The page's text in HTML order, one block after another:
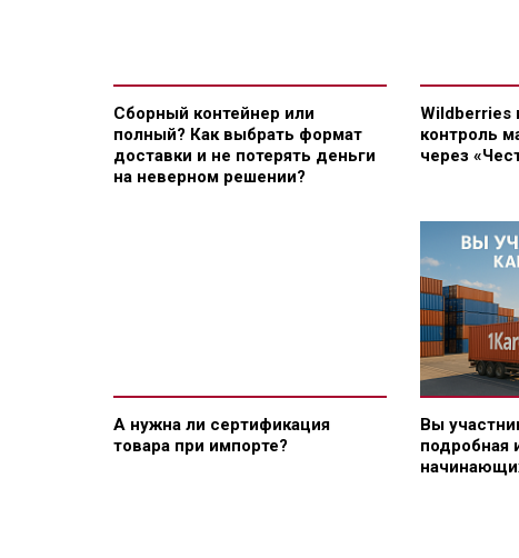
Сборный контейнер или
полный? Как выбрать формат
доставки и не потерять деньги
на неверном решении?
Wildberries
контроль
через
А нужна ли сертификация
товара при импорте?
Вы
подробная